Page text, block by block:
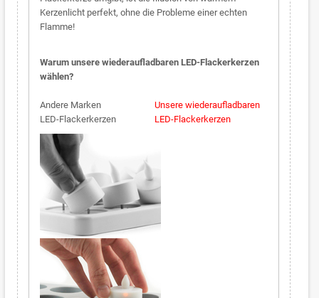
Kerzenlicht perfekt, ohne die Probleme einer echten
Flamme!
Warum unsere wiederaufladbaren LED-Flackerkerzen
wählen?
Andere MarkenUnsere wiederaufladbaren
LED-Flackerkerzen LED-Flackerkerzen